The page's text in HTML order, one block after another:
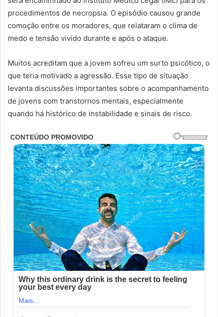
procedimentos de necropsia. O episódio causou grande
comoção entre os moradores, que relataram o clima de
medo e tensão vivido durante e após o ataque.
Muitos acreditam que a jovem sofreu um surto psicótico, o
que teria motivado a agressão. Esse tipo de situação
levanta discussões importantes sobre o acompanhamento
de jovens com transtornos mentais, especialmente
quando há histórico de instabilidade e sinais de risco.